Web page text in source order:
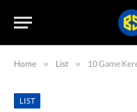
Home » List » 10 Game
LIST